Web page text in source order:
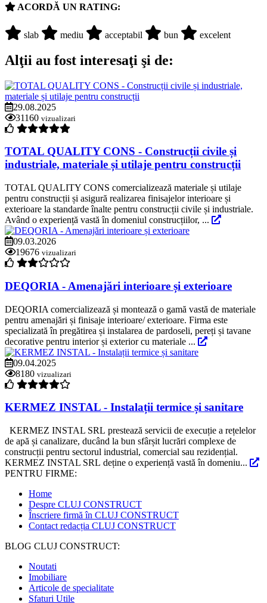
ACORDĂ UN RATING:
slab mediu acceptabil bun excelent
Alţii au fost interesaţi şi de:
29.08.2025
31160 vizualizari
TOTAL QUALITY CONS - Construcții civile și
industriale, materiale și utilaje pentru construcții
TOTAL QUALITY CONS comercializează materiale și utilaje
pentru construcții și asigură realizarea finisajelor interioare și
exterioare la standarde înalte pentru construcții civile și industriale.
Având o experiență vastă în domeniul construcțiilor, ...
09.03.2026
19676 vizualizari
DEQORIA - Amenajări interioare și exterioare
DEQORIA comercializează și montează o gamă vastă de materiale
pentru amenajări și finisaje interioare/ exterioare. Firma este
specializată în pregătirea și instalarea de pardoseli, pereți și tavane
decorative pentru interior și exterior cu materiale ...
09.04.2025
8180 vizualizari
KERMEZ INSTAL - Instalații termice și sanitare
KERMEZ INSTAL SRL prestează servicii de execuție a rețelelor
de apă și canalizare, ducând la bun sfârșit lucrări complexe de
construcții pentru sectorul industrial, comercial sau rezidențial.
KERMEZ INSTAL SRL deține o experiență vastă în domeniu...
PENTRU FIRME:
Home
Despre CLUJ CONSTRUCT
Înscriere firmă în CLUJ CONSTRUCT
Contact redacția CLUJ CONSTRUCT
BLOG CLUJ CONSTRUCT:
Noutati
Imobiliare
Articole de specialitate
Sfaturi Utile